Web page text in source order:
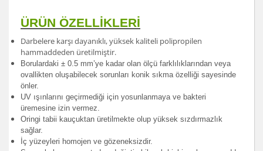
ÜRÜN ÖZELLİKLERİ
Darbelere karşı dayanıklı, yüksek kaliteli polipropilen
hammaddeden üretilmiştir.
Borulardaki ± 0.5 mm’ye kadar olan ölçü farklılıklarından veya
ovallikten oluşabilecek sorunları konik sıkma özelliği sayesinde
önler.
UV ışınlarını geçirmediği için yosunlanmaya ve bakteri
üremesine izin vermez.
Oringi tabii kauçuktan üretilmekte olup yüksek sızdırmazlık
sağlar.
İç yüzeyleri homojen ve gözeneksizdir.